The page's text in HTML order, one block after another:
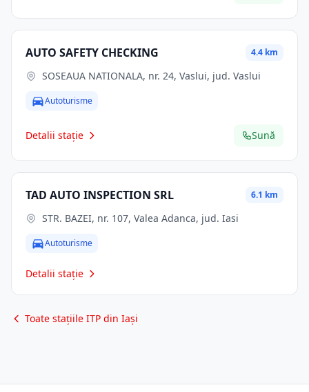
AUTO SAFETY CHECKING 4.4 km
SOSEAUA NATIONALA, nr. 24, Vaslui, jud. Vaslui
Autoturisme
Detalii stație Sună
TAD AUTO INSPECTION SRL 6.1 km
STR. BAZEI, nr. 107, Valea Adanca, jud. Iasi
Autoturisme
Detalii stație
Toate stațiile ITP din Iași